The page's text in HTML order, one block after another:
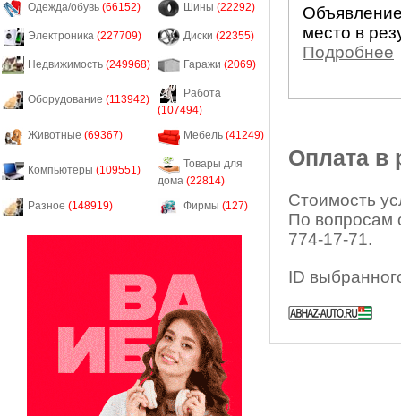
Одежда/обувь (66152) Шины (22292)
Электроника (227709) Диски (22355)
Недвижимость (249968) Гаражи (2069)
Оборудование (113942)
Работа
(107494)
Животные (69367) Мебель (41249)
Компьютеры (109551)
Товары для
дома (22814)
Разное (148919) Фирмы (127)
место в
Подробнее
Оплата в
Стоимость
По вопросам
774-17-71.
ID